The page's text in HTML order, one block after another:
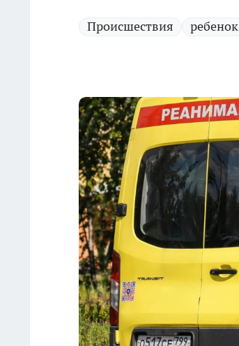
Происшествия ребенок